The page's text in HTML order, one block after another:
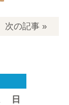
次の記事»
日